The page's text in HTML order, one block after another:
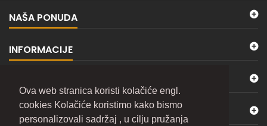
Ova web stranica koristi kolačiće engl.
cookies Kolačiće koristimo kako bismo
personalizovali sadržaj , u cilju pružanja
NAŠA PONUDA
INFORMACIJE
KONTAKTIRAJTE NAS